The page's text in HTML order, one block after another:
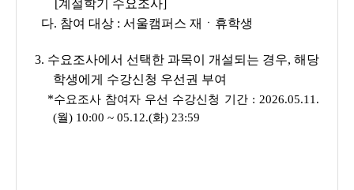
[계절학기 수요조사]
다. 참여 대상 : 서울캠퍼스 재ㆍ휴학생
3. 수요조사에서 선택한 과목이 개설되는 경우, 해당
학생에게 수강신청 우선권 부여
*수요조사 참여자 우선 수강신청 기간 : 2026.05.11.
(월) 10:00 ~ 05.12.(화) 23:59